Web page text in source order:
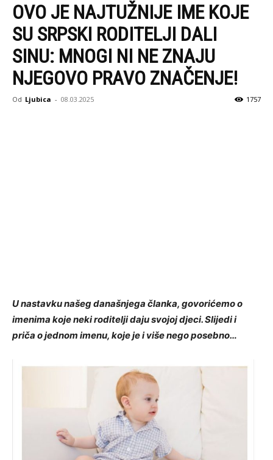
OVO JE NAJTUŽNIJE IME KOJE
SU SRPSKI RODITELJI DALI
SINU: MNOGI NI NE ZNAJU
NJEGOVO PRAVO ZNAČENJE!
Od Ljubica - 08.03.2025 1757
U nastavku našeg današnjega članka, govorićemo o
imenima koje neki roditelji daju svojoj djeci. Slijedi i
priča o jednom imenu, koje je i više nego posebno…